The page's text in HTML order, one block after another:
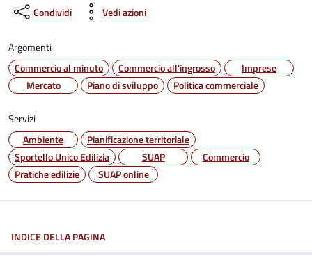
Condividi Vedi azioni
Argomenti
Commercio al minuto
Commercio all'ingrosso
Imprese
Mercato
Piano di sviluppo Politica commerciale
Servizi
Ambiente
Pianificazione territoriale
Sportello Unico Edilizia
SUAP
Commercio
Pratiche edilizie
SUAP online
INDICE DELLA PAGINA